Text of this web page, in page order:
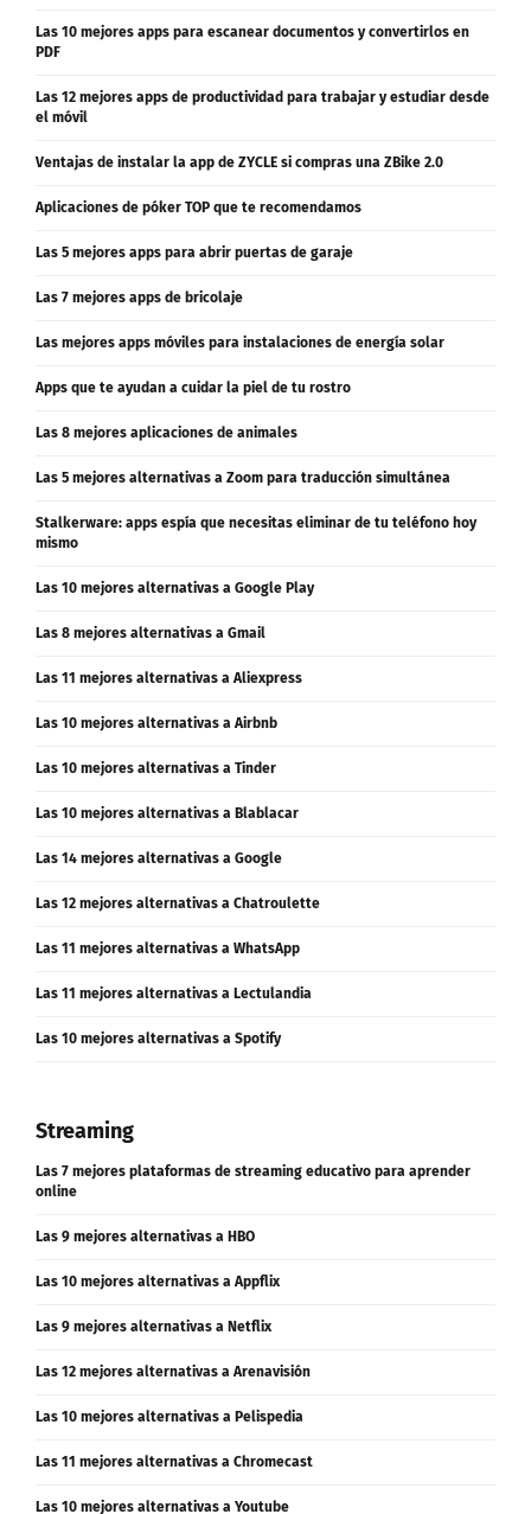
Las 10 mejores apps para escanear documentos y convertirlos en
PDF
Las 12 mejores apps de productividad para trabajar y estudiar desde
el móvil
Ventajas de instalar la app de ZYCLE si compras una ZBike 2.0
Aplicaciones de póker TOP que te recomendamos
Las 5 mejores apps para abrir puertas de garaje
Las 7 mejores apps de bricolaje
Las mejores apps móviles para instalaciones de energía solar
Apps que te ayudan a cuidar la piel de tu rostro
Las 8 mejores aplicaciones de animales
Las 5 mejores alternativas a Zoom para traducción simultánea
Stalkerware: apps espía que necesitas eliminar de tu teléfono hoy
mismo
Las 10 mejores alternativas a Google Play
Las 8 mejores alternativas a Gmail
Las 11 mejores alternativas a Aliexpress
Las 10 mejores alternativas a Airbnb
Las 10 mejores alternativas a Tinder
Las 10 mejores alternativas a Blablacar
Las 14 mejores alternativas a Google
Las 12 mejores alternativas a Chatroulette
Las 11 mejores alternativas a WhatsApp
Las 11 mejores alternativas a Lectulandia
Las 10 mejores alternativas a Spotify
Streaming
Las 7 mejores plataformas de streaming educativo para aprender
online
Las 9 mejores alternativas a HBO
Las 10 mejores alternativas a Appflix
Las 9 mejores alternativas a Netflix
Las 12 mejores alternativas a Arenavisión
Las 10 mejores alternativas a Pelispedia
Las 11 mejores alternativas a Chromecast
Las 10 mejores alternativas a Youtube